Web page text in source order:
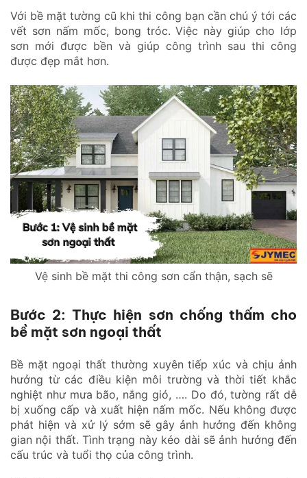
Với bề mặt tường cũ khi thi công bạn cần chú ý tới các
vết sơn nấm mốc, bong tróc. Việc này giúp cho lớp
sơn mới được bền và giúp công trình sau thi công
được đẹp mắt hơn.
Vệ sinh bề mặt thi công sơn cẩn thận, sạch sẽ
Bước 2: Thực hiện sơn chống thấm cho
bề mặt sơn ngoại thất
Bề mặt ngoại thất thường xuyên tiếp xúc và chịu ảnh
hưởng từ các điều kiện môi trường và thời tiết khắc
nghiệt như mưa bão, nắng gió, …. Do đó, tường rất dễ
bị xuống cấp và xuất hiện nấm mốc. Nếu không được
phát hiện và xử lý sớm sẽ gây ảnh hưởng đến không
gian nội thất. Tình trạng này kéo dài sẽ ảnh hưởng đến
cấu trúc và tuổi thọ của công trình.